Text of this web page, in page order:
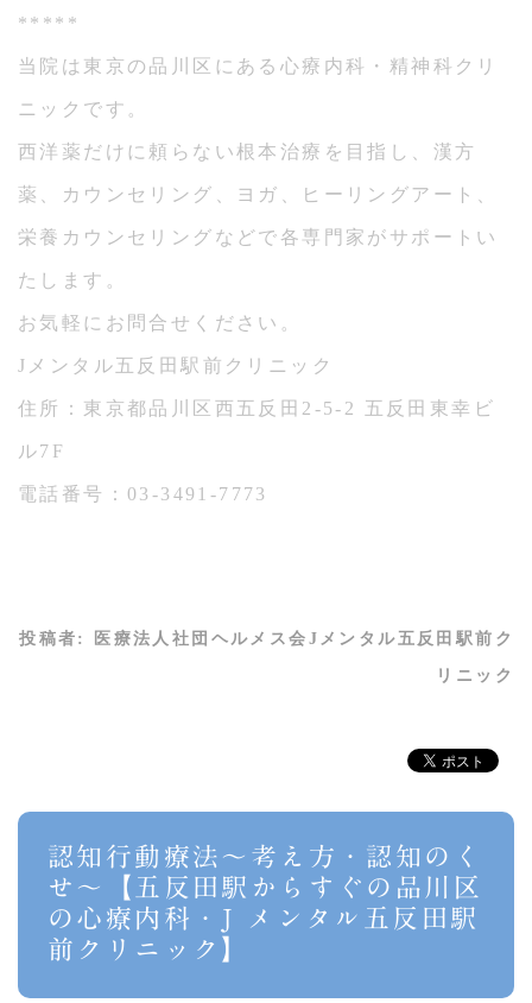
*****
当院は東京の品川区にある心療内科・精神科クリ
ニックです。
西洋薬だけに頼らない根本治療を目指し、漢方
薬、カウンセリング、ヨガ、ヒーリングアート、
栄養カウンセリングなどで各専門家がサポートい
たします。
お気軽にお問合せください。
Jメンタル五反田駅前クリニック
住所：東京都品川区西五反田2-5-2 五反田東幸ビ
ル7F
電話番号：03-3491-7773
投稿者: 医療法人社団ヘルメス会Jメンタル五反田駅前ク
リニック
認知行動療法～考え方・認知のく
せ～【五反田駅からすぐの品川区
の心療内科・J メンタル五反田駅
前クリニック】